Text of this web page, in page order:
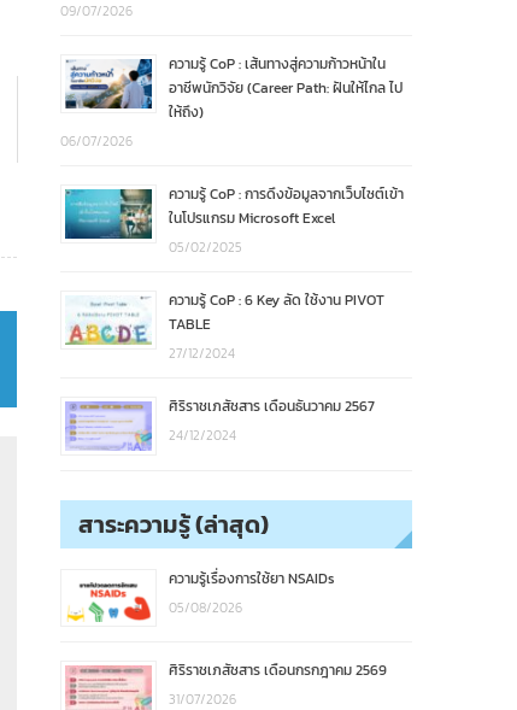
09/07/2026
ความรู้ CoP : เส้นทางสู่ความก้าวหน้าใน
อาชีพนักวิจัย (Career Path: ฝันให้ไกล ไป
ให้ถึง)
06/07/2026
ความรู้ CoP : การดึงข้อมูลจากเว็บไซต์เข้า
ในโปรแกรม Microsoft Excel
05/02/2025
ความรู้ CoP : 6 Key ลัด ใช้งาน PIVOT
TABLE
27/12/2024
ศิริราชเภสัชสาร เดือนธันวาคม 2567
24/12/2024
สาระความรู้ (ล่าสุด)
ความรู้เรื่องการใช้ยา NSAIDs
05/08/2026
ศิริราชเภสัชสาร เดือนกรกฎาคม 2569
31/07/2026